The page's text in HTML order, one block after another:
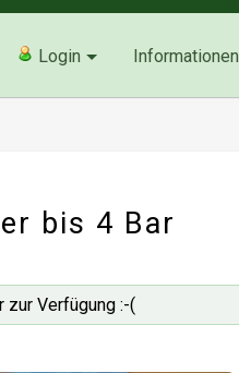
Login Informationen
bis 4 Bar
zur Verfügung :-(